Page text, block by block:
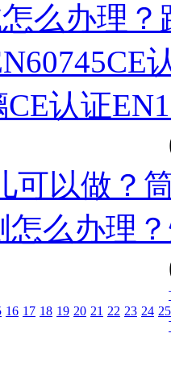
么办理？
认证
可以做？
怎么办理
16 17 18 19 20 21 22 23 24 25